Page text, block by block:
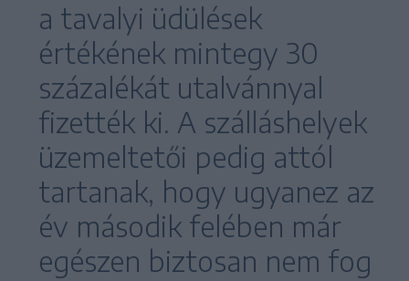
a tavalyi üdülések
értékének mintegy 30
százalékát utalvánnyal
fizették ki. A szálláshelyek
üzemeltetői pedig attól
tartanak, hogy ugyanez az
év második felében már
egészen biztosan nem fog